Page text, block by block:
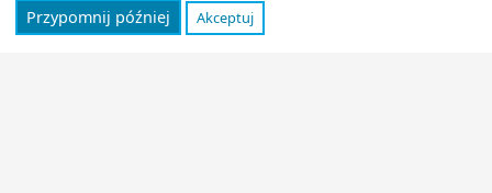
Przypomnij później Akceptuj